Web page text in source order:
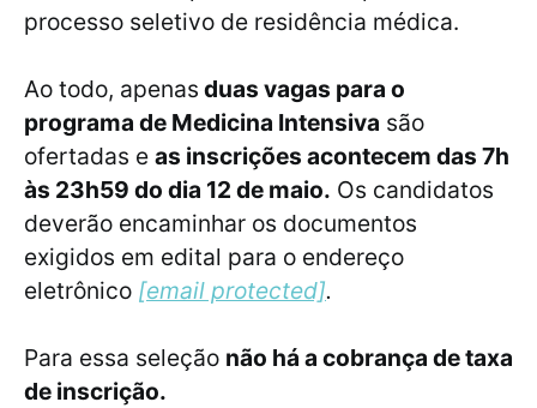
processo seletivo de residência médica.
Ao todo, apenas duas vagas para o
programa de Medicina Intensiva são
ofertadas e as inscrições acontecem das 7h
às 23h59 do dia 12 de maio. Os candidatos
deverão encaminhar os documentos
exigidos em edital para o endereço
eletrônico [email protected].
Para essa seleção não há a cobrança de taxa
de inscrição.